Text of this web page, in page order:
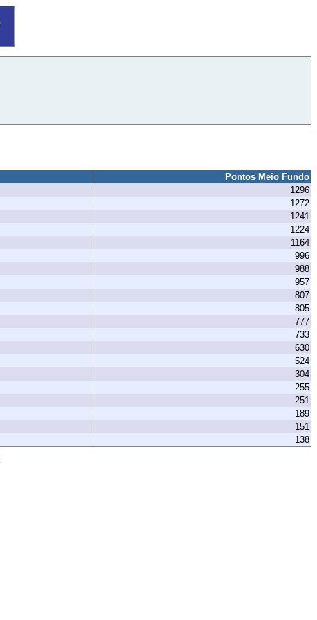
Pontos Meio Fundo
1296
1272
1241
1224
1164
996
988
957
807
805
777
733
630
524
304
255
251
189
151
138